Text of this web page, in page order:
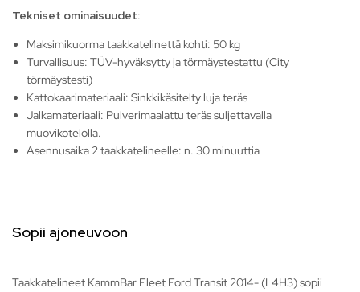
Tekniset ominaisuudet:
Maksimikuorma taakkatelinettä kohti: 50 kg
Turvallisuus: TÜV-hyväksytty ja törmäystestattu (City
törmäystesti)
Kattokaarimateriaali: Sinkkikäsitelty luja teräs
Jalkamateriaali: Pulverimaalattu teräs suljettavalla
muovikotelolla.
Asennusaika 2 taakkatelineelle: n. 30 minuuttia
Sopii ajoneuvoon
Taakkatelineet KammBar Fleet Ford Transit 2014- (L4H3) sopii